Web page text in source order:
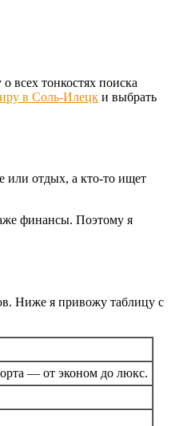
всех тонкостях поиска
в Соль-Илецк и выбрать
или отдых, а кто-то ищет
финансы. Поэтому я
Ниже я привожу таблицу с
— от эконом до люкс.